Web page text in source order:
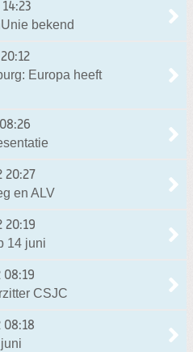
bekend
Europa heeft
20:27
en ALV
20:19
14 juni
CSJC